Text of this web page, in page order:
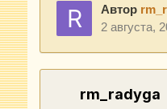
Автор
2 августа,
rm_radyga